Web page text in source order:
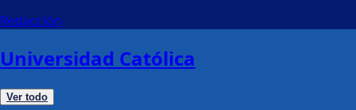
Redacción
Universidad Católica
Ver todo